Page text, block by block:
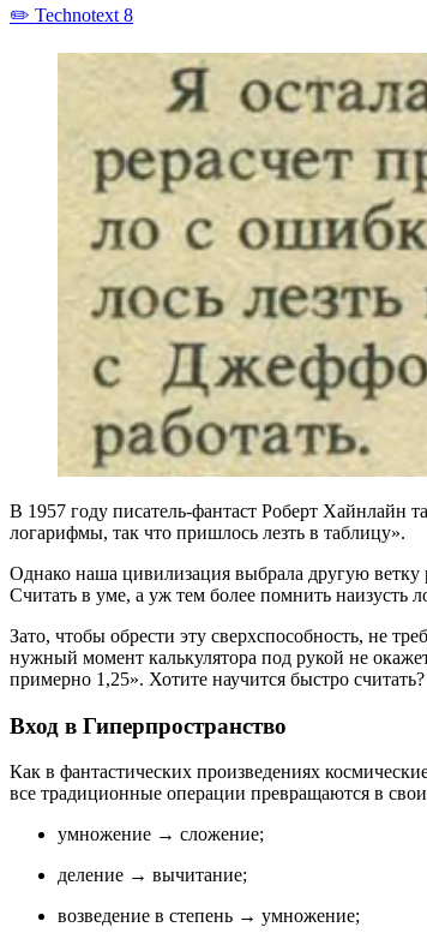
✏️ Technotext 8
В 1957 году писатель-фантаст Роберт Хайнлайн
логарифмы, так что пришлось лезть в таблицу».
Однако наша цивилизация выбрала другую
Считать в уме, а уж тем более помнить наизусть
Зато, чтобы обрести эту сверхспособность, не
нужный момент калькулятора под рукой не
примерно 1,25». Хотите научится быстро
Вход в Гиперпространство
Как в фантастических произведениях
все традиционные операции превращаются в
умножение → сложение;
деление → вычитание;
возведение в степень → умножение;